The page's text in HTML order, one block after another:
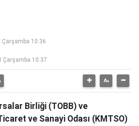
Çarşamba 10:36
Çarşamba 10:37
Birliği (TOBB) ve
ve Sanayi Odası (KMTSO)